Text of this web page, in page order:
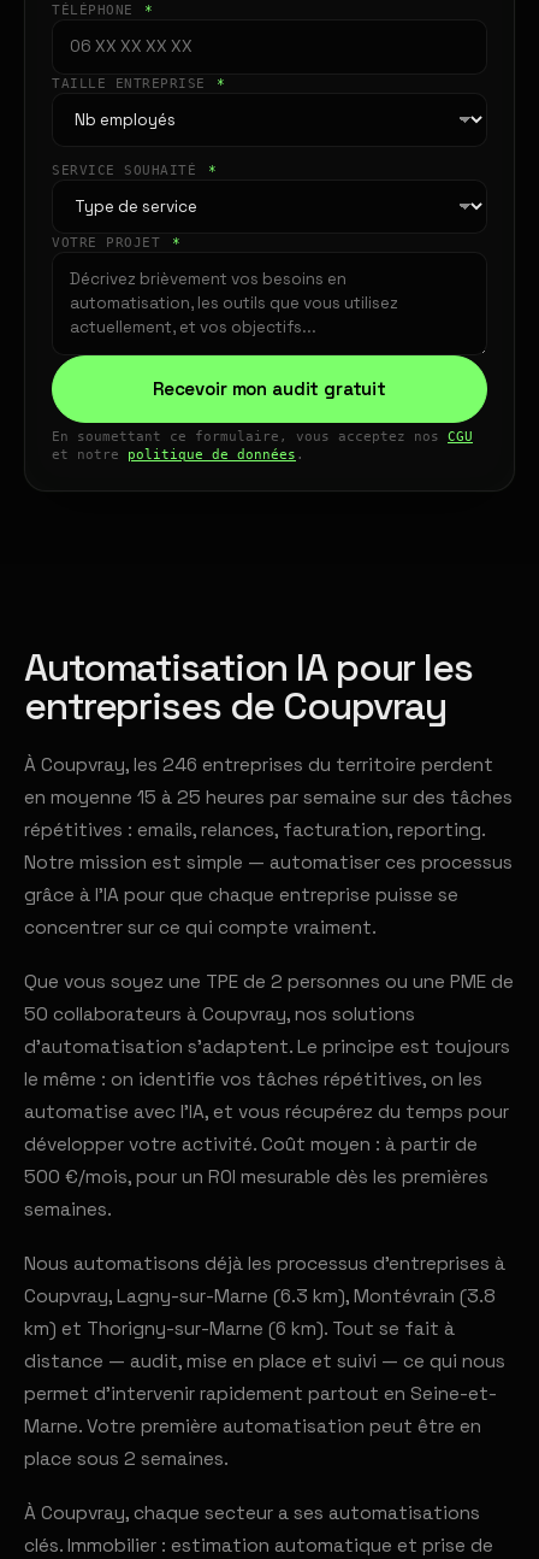
TÉLÉPHONE *
TAILLE ENTREPRISE *
SERVICE SOUHAITÉ *
VOTRE PROJET *
Recevoir mon audit gratuit
En soumettant ce formulaire, vous acceptez nos CGU
et notre politique de données .
Automatisation IA pour les
entreprises de Coupvray
À Coupvray, les 246 entreprises du territoire perdent
en moyenne 15 à 25 heures par semaine sur des tâches
répétitives : emails, relances, facturation, reporting.
Notre mission est simple — automatiser ces processus
grâce à l'IA pour que chaque entreprise puisse se
concentrer sur ce qui compte vraiment.
Que vous soyez une TPE de 2 personnes ou une PME de
50 collaborateurs à Coupvray, nos solutions
d'automatisation s'adaptent. Le principe est toujours
le même : on identifie vos tâches répétitives, on les
automatise avec l'IA, et vous récupérez du temps pour
développer votre activité. Coût moyen : à partir de
500 €/mois, pour un ROI mesurable dès les premières
semaines.
Nous automatisons déjà les processus d'entreprises à
Coupvray, Lagny-sur-Marne (6.3 km), Montévrain (3.8
km) et Thorigny-sur-Marne (6 km). Tout se fait à
distance — audit, mise en place et suivi — ce qui nous
permet d'intervenir rapidement partout en Seine-et-
Marne. Votre première automatisation peut être en
place sous 2 semaines.
À Coupvray, chaque secteur a ses automatisations
clés. Immobilier : estimation automatique et prise de